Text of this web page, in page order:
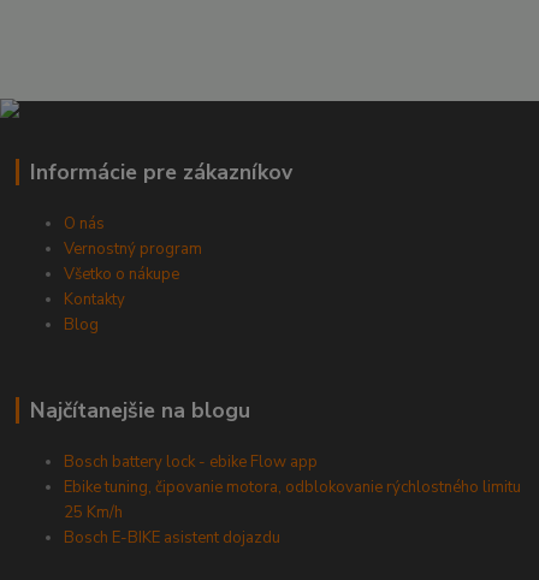
Informácie pre zákazníkov
O nás
Vernostný program
Všetko o nákupe
Kontakty
Blog
Najčítanejšie na blogu
Bosch battery lock - ebike Flow app
Ebike tuning, čipovanie motora, odblokovanie rýchlostného limitu
25 Km/h
Bosch E-BIKE asistent dojazdu